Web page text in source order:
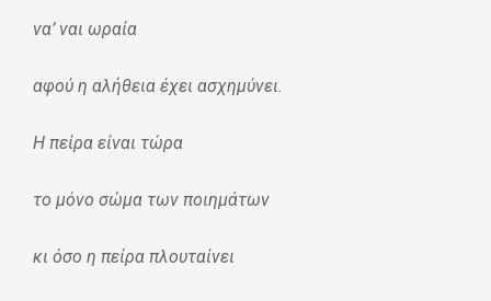
να’ ναι ωραία
αφού η αλήθεια έχει ασχημύνει.
Η πείρα είναι τώρα
το μόνο σώμα των ποιημάτων
κι όσο η πείρα πλουταίνει